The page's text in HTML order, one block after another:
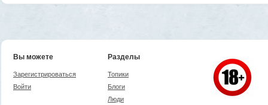
Вы можете
Зарегистрироваться
Войти
Разделы
Топики
Блоги
Люди